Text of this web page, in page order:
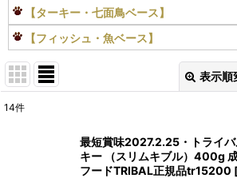
【ターキー・七面鳥ベース】
【フィッシュ・魚ベース】
表示順
14件
最短賞味2027.2.25・トライ
キー （スリムキブル）400g
フードTRIBAL正規品tr15200